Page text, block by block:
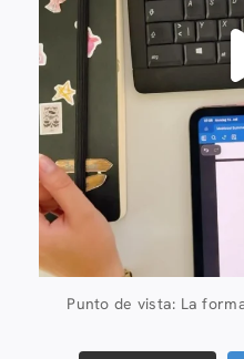
Punto de vista: La